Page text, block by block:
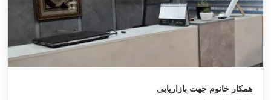
همکار خانوم جهت بازاریابی